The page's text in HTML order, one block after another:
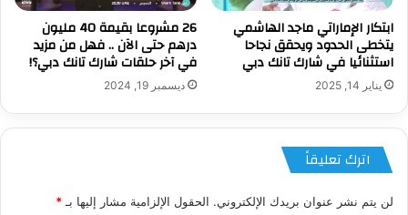
ابتكار الإماراتي ماجد الهاشمي
يتخطى الحدود ويحقق نجاحا
استثنائيا في شارك تانك دبي
يناير 14, 2025
26 مشروعا بقيمة 40 مليون
درهم حتى الآن .. فهل من مزيد
في آخر حلقات شارك تانك دبي؟!
ديسمبر 19, 2024
اترك تعليقاً
لن يتم نشر عنوان بريدك الإلكتروني. الحقول الإلزامية مشار إليها بـ *